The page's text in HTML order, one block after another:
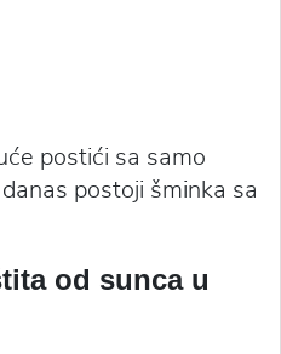
postići sa samo
postoji šminka sa
od sunca u